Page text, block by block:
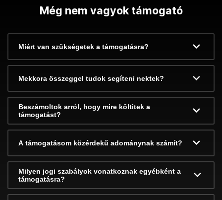
Még nem vagyok támogató
Miért van szükségetek a támogatásra?
Mekkora összeggel tudok segíteni nektek?
Beszámoltok arról, hogy mire költitek a
támogatást?
A támogatásom közérdekű adománynak számít?
Milyen jogi szabályok vonatkoznak egyébként a
támogatásra?